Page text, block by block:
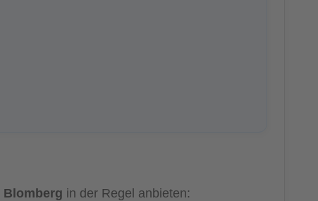
Blomberg in der Regel anbieten: